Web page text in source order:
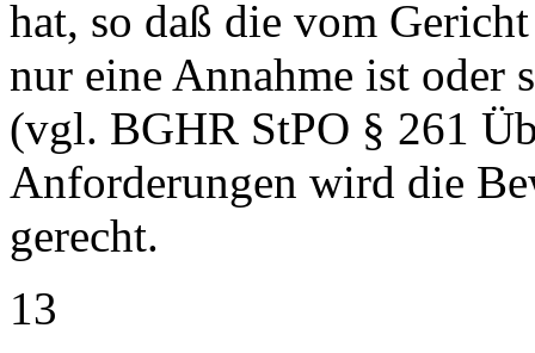
hat, so daß die vom
nur eine Annahme ist oder
(vgl. BGHR StPO § 261
Anforderungen wird die
gerecht.
13